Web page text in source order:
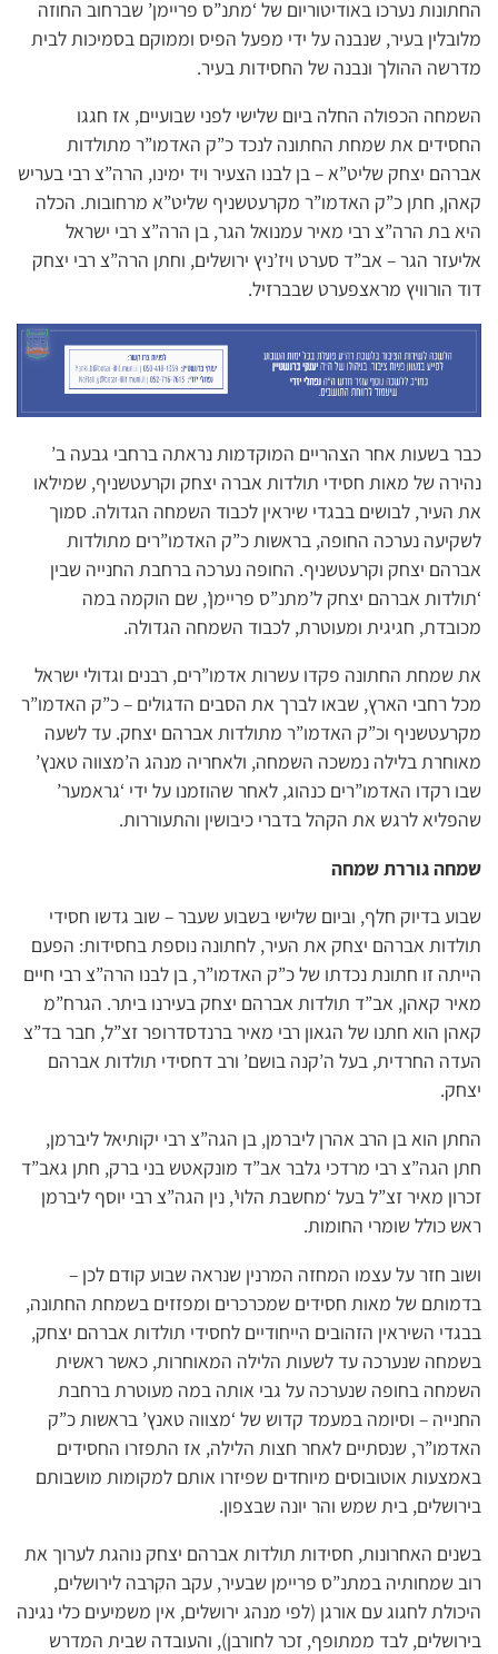
החתונות נערכו באודיטוריום של ‘מתנ”ס פריימן’ שברחוב החוזה
מלובלין בעיר, שנבנה על ידי מפעל הפיס וממוקם בסמיכות לבית
מדרשה ההולך ונבנה של החסידות בעיר.
השמחה הכפולה החלה ביום שלישי לפני שבועיים, אז חגגו
החסידים את שמחת החתונה לנכד כ”ק האדמו”ר מתולדות
אברהם יצחק שליט”א – בן לבנו הצעיר ויד ימינו, הרה”צ רבי בעריש
קאהן, חתן כ”ק האדמו”ר מקרעטשניף שליט”א מרחובות. הכלה
היא בת הרה”צ רבי מאיר עמנואל הגר, בן הרה”צ רבי ישראל
אליעזר הגר – אב”ד סערט ויז’ניץ ירושלים, וחתן הרה”צ רבי יצחק
דוד הורוויץ מראצפערט שבברזיל.
כבר בשעות אחר הצהריים המוקדמות נראתה ברחבי גבעה ב’
נהירה של מאות חסידי תולדות אברה יצחק וקרעטשניף, שמילאו
את העיר, לבושים בבגדי שיראין לכבוד השמחה הגדולה. סמוך
לשקיעה נערכה החופה, בראשות כ”ק האדמו”רים מתולדות
אברהם יצחק וקרעטשניף. החופה נערכה ברחבת החנייה שבין
‘תולדות אברהם יצחק ל’מתנ”ס פריימן’, שם הוקמה במה
מכובדת, חגיגית ומעוטרת, לכבוד השמחה הגדולה.
את שמחת החתונה פקדו עשרות אדמו”רים, רבנים וגדולי ישראל
מכל רחבי הארץ, שבאו לברך את הסבים הדגולים – כ”ק האדמו”ר
מקרעטשניף וכ”ק האדמו”ר מתולדות אברהם יצחק. עד לשעה
מאוחרת בלילה נמשכה השמחה, ולאחריה מנהג ה’מצווה טאנץ’
שבו רקדו האדמו”רים כנהוג, לאחר שהוזמנו על ידי ‘גראמער’
שהפליא לרגש את הקהל בדברי כיבושין והתעוררות.
שמחה גוררת שמחה
שבוע בדיוק חלף, וביום שלישי בשבוע שעבר – שוב גדשו חסידי
תולדות אברהם יצחק את העיר, לחתונה נוספת בחסידות: הפעם
הייתה זו חתונת נכדתו של כ”ק האדמו”ר, בן לבנו הרה”צ רבי חיים
מאיר קאהן, אב”ד תולדות אברהם יצחק בעירנו ביתר. הגרח”מ
קאהן הוא חתנו של הגאון רבי מאיר ברנדסדרופר זצ”ל, חבר בד”צ
העדה החרדית, בעל ה’קנה בושם’ ורב דחסידי תולדות אברהם
יצחק.
החתן הוא בן הרב אהרן ליברמן, בן הגה”צ רבי יקותיאל ליברמן,
חתן הגה”צ רבי מרדכי גלבר אב”ד מונקאטש בני ברק, חתן גאב”ד
זכרון מאיר זצ”ל בעל ‘מחשבת הלוי’, נין הגה”צ רבי יוסף ליברמן
ראש כולל שומרי החומות.
ושוב חזר על עצמו המחזה המרנין שנראה שבוע קודם לכן –
בדמותם של מאות חסידים שמכרכרים ומפזזים בשמחת החתונה,
בבגדי השיראין הזהובים הייחודיים לחסידי תולדות אברהם יצחק,
בשמחה שנערכה עד לשעות הלילה המאוחרות, כאשר ראשית
השמחה בחופה שנערכה על גבי אותה במה מעוטרת ברחבת
החנייה – וסיומה במעמד קדוש של ‘מצווה טאנץ’ בראשות כ”ק
האדמו”ר, שנסתיים לאחר חצות הלילה, אז התפזרו החסידים
באמצעות אוטובוסים מיוחדים שפיזרו אותם למקומות מושבותם
בירושלים, בית שמש והר יונה שבצפון.
בשנים האחרונות, חסידות תולדות אברהם יצחק נוהגת לערוך את
רוב שמחותיה במתנ”ס פריימן שבעיר, עקב הקִרבה לירושלים,
היכולת לחגוג עם אורגן (לפי מנהג ירושלים, אין משמיעים כלי נגינה
בירושלים, לבד ממתופף, זכר לחורבן), והעובדה שבית המדרש